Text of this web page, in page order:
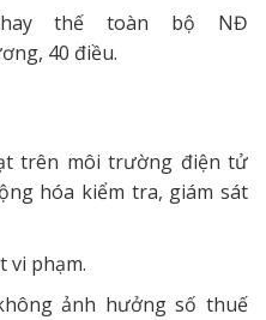
thế toàn bộ NĐ
40 điều.
trên môi trường điện tử
hóa kiểm tra, giám sát
vi phạm.
ảnh hưởng số thuế